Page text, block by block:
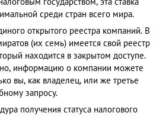
среди стран всего мира.
открытого реестра компаний. В
(их семь) имеется свой реестр
находится в закрытом доступе.
информацию о компании можете
вы, как владелец, или же третье
запросу.
получения статуса налогового